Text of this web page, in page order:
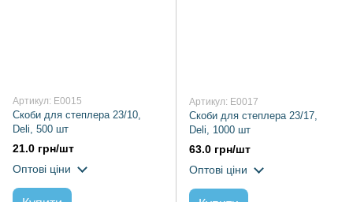
Артикул: E0015
Скоби для степлера 23/10,
Deli, 500 шт
21.0 грн/шт
Оптові ціни
Артикул: E0017
Скоби для степлера 23/17,
Deli, 1000 шт
63.0 грн/шт
Оптові ціни